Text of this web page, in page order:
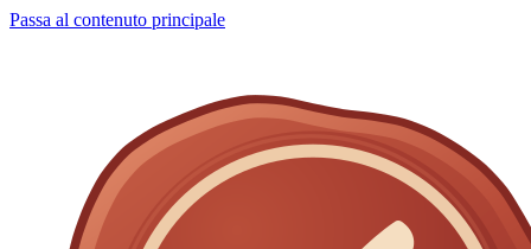
Passa al contenuto principale